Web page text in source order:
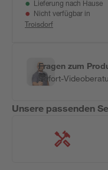
Lieferung nach Hause
Nicht verfügbar in
Troisdorf
Fragen zum
Sofort-
Unsere passenden